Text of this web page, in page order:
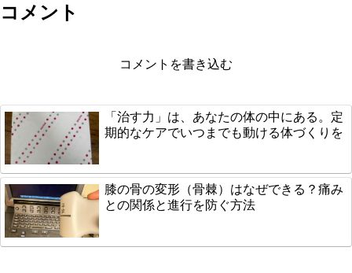
コメント
コメントを書き込む
「治す力」は、あなたの体の中にある。定
期的なケアでいつまでも動ける体づくりを
膝の骨の変形（骨棘）はなぜできる？痛み
との関係と進行を防ぐ方法